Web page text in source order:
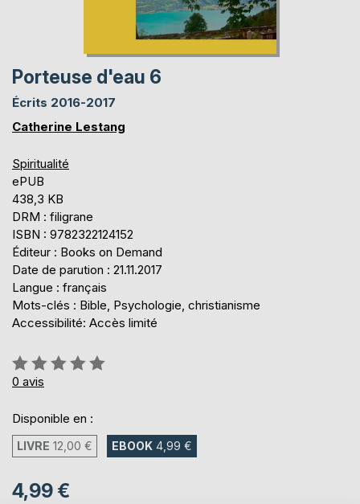
Porteuse d'eau 6
Écrits 2016-2017
Catherine Lestang
Spiritualité
ePUB
438,3 KB
DRM : filigrane
ISBN : 9782322124152
Éditeur : Books on Demand
Date de parution : 21.11.2017
Langue : français
Mots-clés : Bible, Psychologie, christianisme
Accessibilité: Accès limité
Évaluation:
0%
0 avis
Disponible en :
LIVRE 12,00 € EBOOK 4,99 €
4,99 €